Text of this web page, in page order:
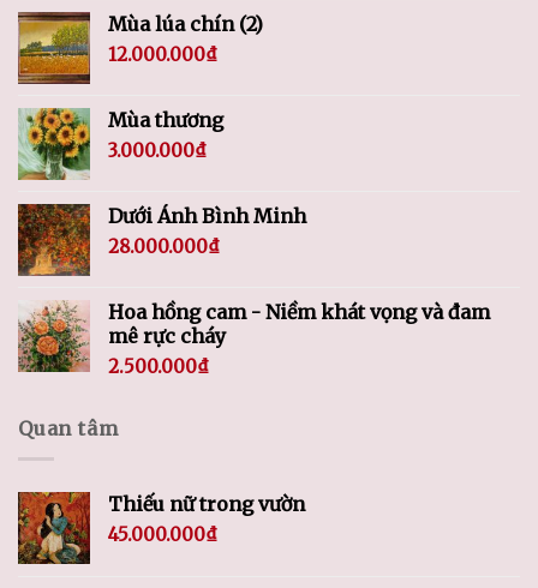
Mùa lúa chín (2)
12.000.000₫
Mùa thương
3.000.000₫
Dưới Ánh Bình Minh
28.000.000₫
Hoa hồng cam - Niềm khát vọng và đam
mê rực cháy
2.500.000₫
Quan tâm
Thiếu nữ trong vườn
45.000.000₫